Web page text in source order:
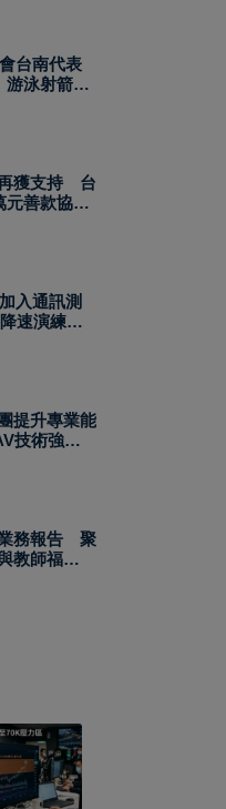
台南代表
泳射箭籃
再獲支持 台
元善款協助
入通訊測
速演練驗
提升專業能
技術強化
務報告 聚
教師福利